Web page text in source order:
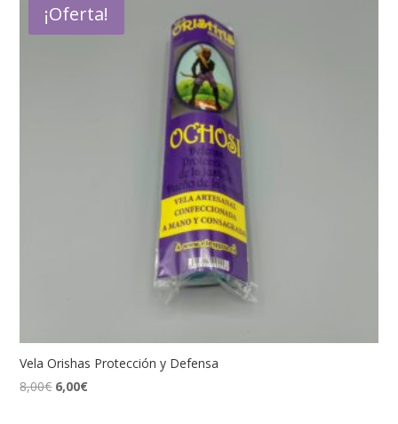
¡Oferta!
Vela Orishas Protección y Defensa
8,00€ El
6,00€El